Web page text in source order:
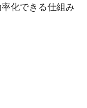
化できる仕組み